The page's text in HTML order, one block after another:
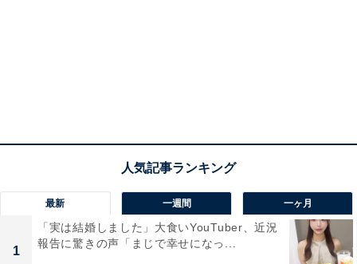
最新 一週間 一ヶ月
1
「実は結婚しました」大食いYouTuber、近況
報告に驚きの声「まじで幸せになっ...